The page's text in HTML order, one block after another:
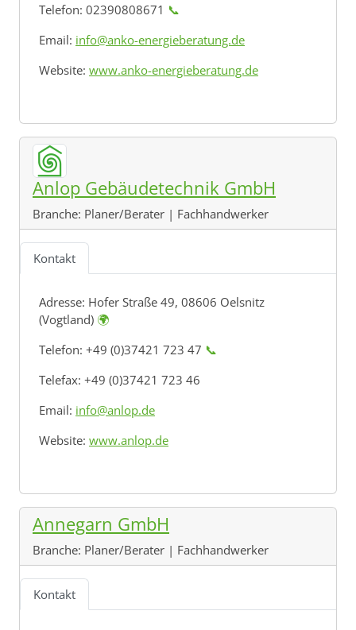
Telefon: 02390808671 📞
Email: info@anko-energieberatung.de
Website: www.anko-energieberatung.de
Anlop Gebäudetechnik GmbH
Branche: Planer/Berater | Fachhandwerker
Kontakt
Adresse: Hofer Straße 49, 08606 Oelsnitz
(Vogtland) 🌍
Telefon: +49 (0)37421 723 47 📞
Telefax: +49 (0)37421 723 46
Email: info@anlop.de
Website: www.anlop.de
Annegarn GmbH
Branche: Planer/Berater | Fachhandwerker
Kontakt